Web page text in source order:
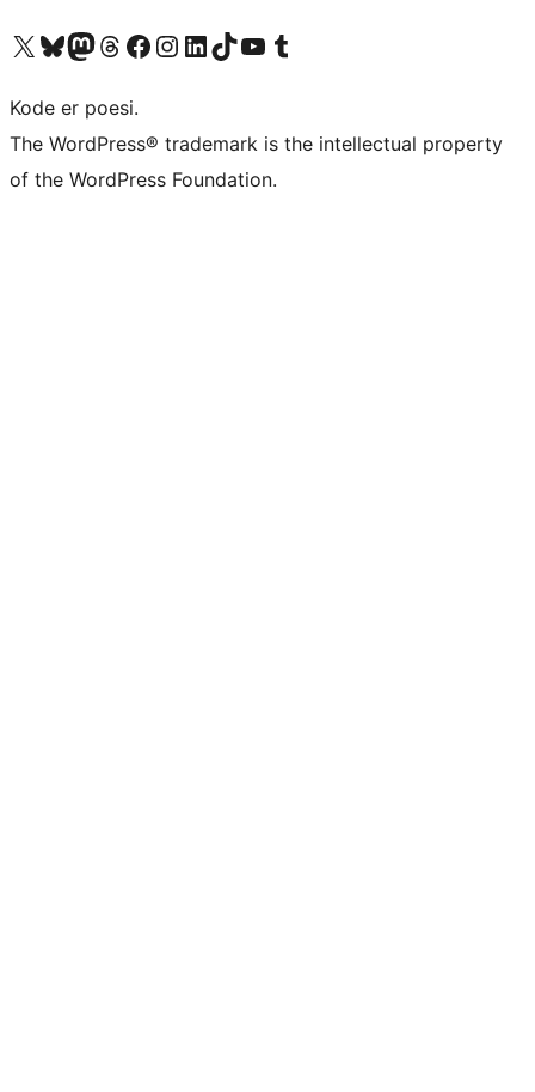
Besøk vår konto på X Visit our Bluesky account
Besøk vår Mastodon-konto
Visit our Threads account
Besøk vår Facebook-sideBesøk vår Instagram-konto
Besøk vår LinkedIn-konto
Visit our TikTok account
Visit our YouTube channel
Visit our Tumblr account
Kode er poesi.
The WordPress® trademark is the intellectual property
of the WordPress Foundation.